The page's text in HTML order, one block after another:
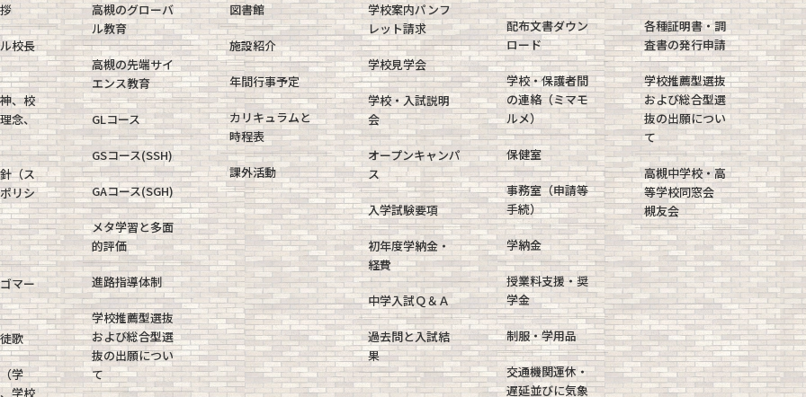
校長
、校
念、
（ス
リシ
マー
歌
学
学校
高槻のグローバ
ル教育
高槻の先端サイ
エンス教育
GLコース
GSコース(SSH)
GAコース(SGH)
メタ学習と多面
的評価
進路指導体制
学校推薦型選抜
および総合型選
抜の出願につい
て
図書館
施設紹介
年間行事予定
カリキュラムと
時程表
課外活動
学校案内パンフ
レット請求
学校見学会
学校・入試説明
会
オープンキャンパ
ス
入学試験要項
初年度学納金・
経費
中学入試Ｑ＆Ａ
過去問と入試結
果
配布文書ダウン
ロード
学校・保護者間
の連絡（ミマモ
ルメ）
保健室
事務室（申請等
手続）
学納金
授業料支援・奨
学金
制服・学用品
交通機関運休・
遅延並びに気象
各種証明書・調
査書の発行申請
学校推薦型選抜
および総合型選
抜の出願につい
て
高槻中学校・高
等学校同窓会
槻友会